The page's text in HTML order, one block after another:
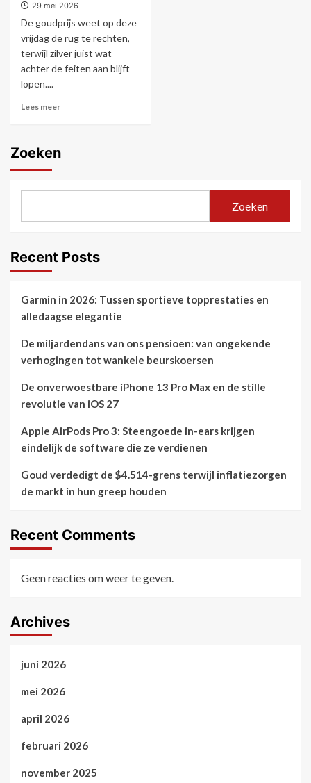
29 mei 2026
De goudprijs weet op deze
vrijdag de rug te rechten,
terwijl zilver juist wat
achter de feiten aan blijft
lopen....
Lees meer
Zoeken
Zoeken
Recent Posts
Garmin in 2026: Tussen sportieve topprestaties en
alledaagse elegantie
De miljardendans van ons pensioen: van ongekende
verhogingen tot wankele beurskoersen
De onverwoestbare iPhone 13 Pro Max en de stille
revolutie van iOS 27
Apple AirPods Pro 3: Steengoede in-ears krijgen
eindelijk de software die ze verdienen
Goud verdedigt de $4.514-grens terwijl inflatiezorgen
de markt in hun greep houden
Recent Comments
Geen reacties om weer te geven.
Archives
juni 2026
mei 2026
april 2026
februari 2026
november 2025